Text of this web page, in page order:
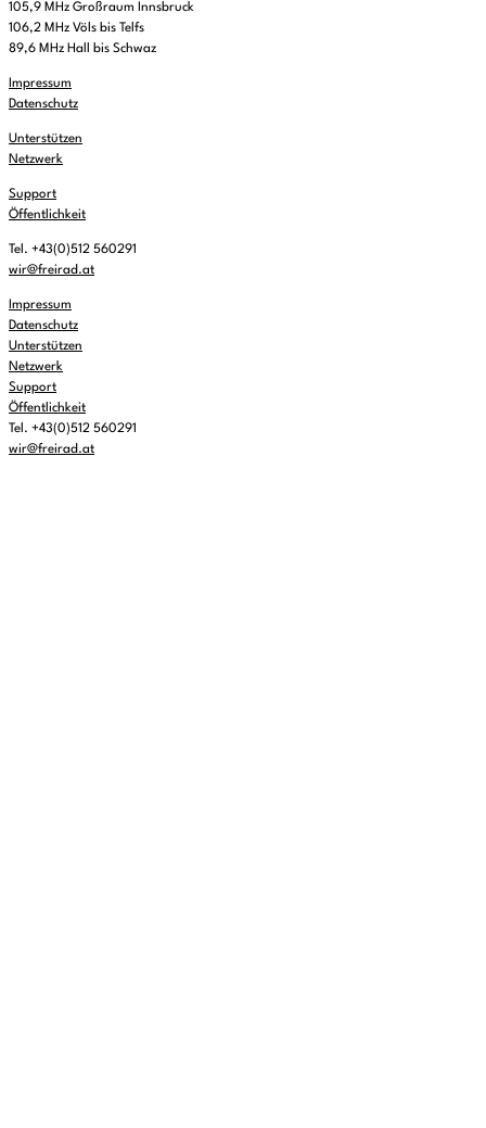
105,9 MHz Großraum Innsbruck
106,2 MHz Völs bis Telfs
89,6 MHz Hall bis Schwaz
Impressum
Datenschutz
Unterstützen
Netzwerk
Support
Öffentlichkeit
Tel. +43(0)512 560291
wir@freirad.at
Impressum
Datenschutz
Unterstützen
Netzwerk
Support
Öffentlichkeit
Tel. +43(0)512 560291
wir@freirad.at